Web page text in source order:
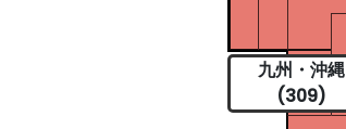
九州・沖縄
(309)